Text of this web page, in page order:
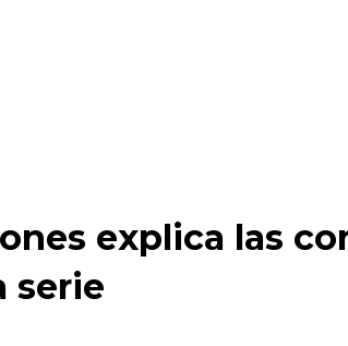
explica las
serie